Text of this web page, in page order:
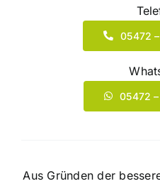
05472
05472
Aus Gründen der